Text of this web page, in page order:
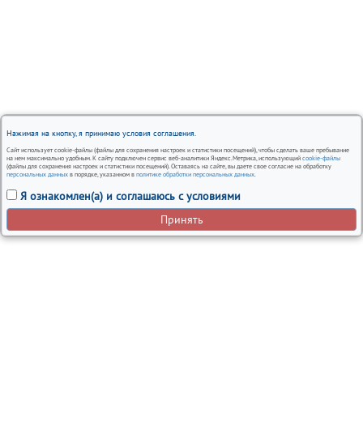
Нажимая на кнопку, я принимаю условия соглашения.
Сайт использует cookie-файлы (файлы для сохранения настроек и статистики посещений), чтобы сделать ваше пребывание
на нем максимально удобным. К сайту подключен сервис веб-аналитики Яндекс.Метрика, использующий cookie-файлы
(файлы для сохранения настроек и статистики посещений). Оставаясь на сайте, вы даете свое согласие на обработку
персональных данных в порядке, указанном в политике обработки персональных данных.
Я ознакомлен(а) и соглашаюсь с условиями
Принять